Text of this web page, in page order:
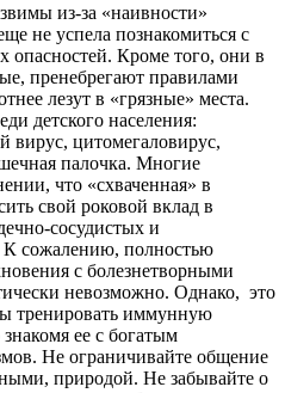
из-за «наивности»
не успела познакомиться с
Кроме того, они в
пренебрегают правилами
лезут в «грязные» места.
детского населения:
вирус, цитомегаловирус,
палочка. Многие
что «схваченная» в
свой роковой вклад в
сосудистых и
К сожалению, полностью
с болезнетворными
невозможно. Однако, это
тренировать иммунную
ее с богатым
Не ограничивайте общение
природой. Не забывайте о